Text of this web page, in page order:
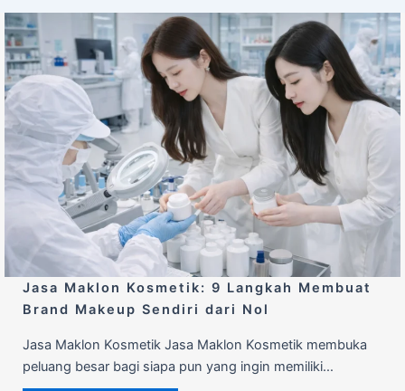
Jasa Maklon Kosmetik: 9 Langkah Membuat
Brand Makeup Sendiri dari Nol
Jasa Maklon Kosmetik Jasa Maklon Kosmetik membuka
peluang besar bagi siapa pun yang ingin memiliki…